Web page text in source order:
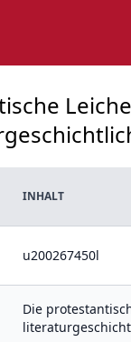
INHALT
u200267450l
Die